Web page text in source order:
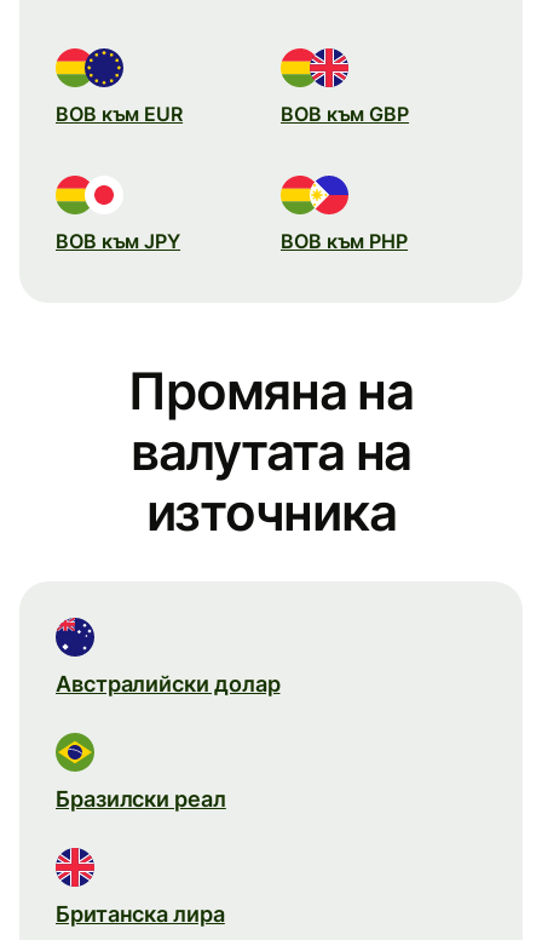
BOB към EUR BOB към GBP
BOB към JPY BOB към PHP
Промяна на
валутата на
източника
Австралийски долар
Бразилски реал
Британска лира